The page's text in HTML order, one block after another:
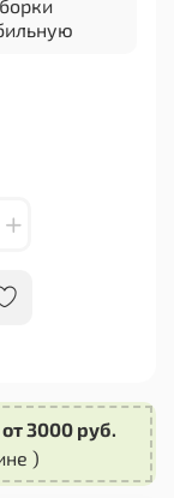
его
замены
колеса
G2 Max
от 3000 руб.
)